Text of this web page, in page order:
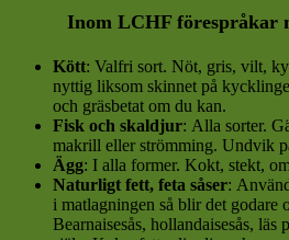
Inom LCHF förespråkar
Kött: Valfri sort. Nöt, gris, vilt,
nyttig liksom skinnet på
och gräsbetat om du kan.
Fisk och skaldjur: Alla sorter.
makrill eller strömming. Undvik
Ägg: I alla former. Kokt, stekt,
Naturligt fett, feta såser:
i matlagningen så blir det godare
Bearnaisesås, hollandaisesås,